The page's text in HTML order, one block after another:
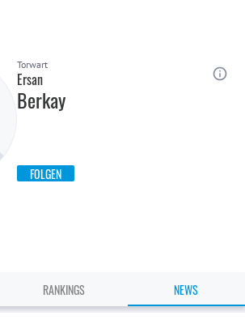
Torwart
Ersan
Berkay
FOLGEN
RANKINGS NEWS